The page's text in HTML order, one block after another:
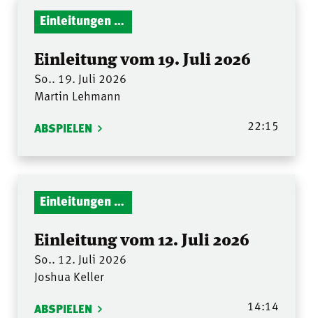
Einleitungen Gottesdienst
Einleitung vom 19. Juli 2026
So.. 19. Juli 2026
Martin Lehmann
ABSPIELEN 22:15
Einleitungen Gottesdienst
Einleitung vom 12. Juli 2026
So.. 12. Juli 2026
Joshua Keller
ABSPIELEN 14:14